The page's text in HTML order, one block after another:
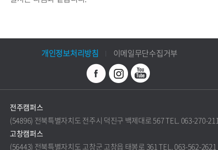
개인정보처리방침 이메일무단수집거부
전주캠퍼스
(54896) 전북특별자치도 전주시 덕진구 백제대로 567 TEL. 063-270-
고창캠퍼스
(56443) 전북특별자치도 고창군 고창읍 태봉로 361 TEL. 063-562-2621